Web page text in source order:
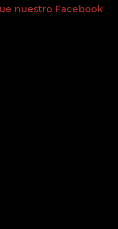
nuestro Facebook